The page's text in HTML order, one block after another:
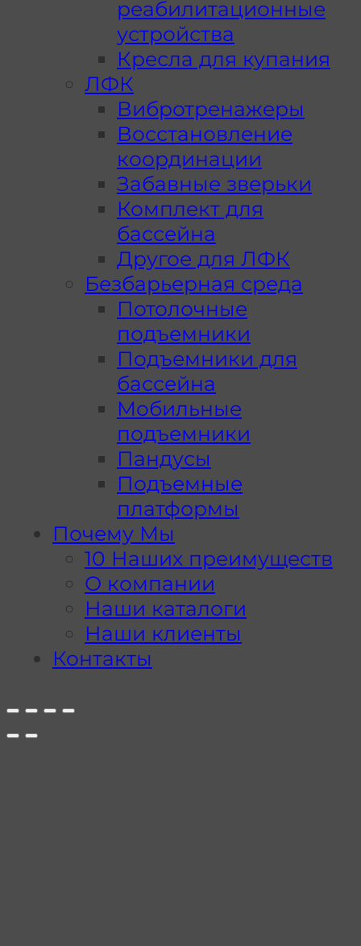
реабилитационные
устройства
Кресла для купания
ЛФК
Вибротренажеры
Восстановление
координации
Забавные зверьки
Комплект для
бассейна
Другое для ЛФК
Безбарьерная среда
Потолочные
подъемники
Подъемники для
бассейна
Мобильные
подъемники
Пандусы
Подъемные
платформы
Почему Мы
10 Наших преимуществ
О компании
Наши каталоги
Наши клиенты
Контакты